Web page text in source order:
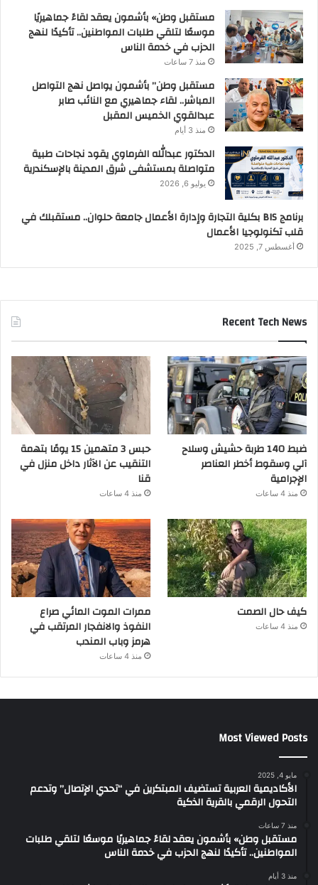
مستقبل وطن» بأشمون يعقد لقاءً جماهيريًا
موسعًا لتلقي طلبات المواطنين.. تأكيدًا لنهج
الحزب في خدمة الناس
منذ 7 ساعات
مستقبل وطن” بأشمون يواصل نهج التواصل
المباشر.. لقاء جماهيري مع النائب صابر
عبدالقوي الخميس المقبل
منذ 3 أيام
الدكتور عبدالله الفرماوي يقود نجاحات طبية
متواصلة بمستشفى شرق المدينة بالإسكندرية
يوليو 6, 2026
برنامج BIS بكلية التجارة وإدارة الأعمال جامعة حلوان.. مستقبلك في
قلب تكنولوجيا الأعمال
أغسطس 7, 2025
Recent Tech News
ضبط 140 طربة حشيش وسلاح
آلي وسقوط أخطر العناصر
الإجرامية
منذ 4 ساعات
حبس 3 متهمين 15 يومًا بتهمة
التنقيب عن الآثار داخل منزل في
قنا
منذ 4 ساعات
كيف حال الصمت
منذ 4 ساعات
ممرات الموت المائي صراع
النفوذ والانفجار المرتقب في
هرمز وباب المندب
منذ 4 ساعات
Most Viewed Posts
مايو 4, 2025
الأكاديمية العربية تستضيف المبتكرين في “تحدي الإتصال” وتدعم
التحول الرقمي بالقرية الذكية
منذ 7 ساعات
مستقبل وطن» بأشمون يعقد لقاءً جماهيريًا موسعًا لتلقي طلبات
المواطنين.. تأكيدًا لنهج الحزب في خدمة الناس
منذ 3 أيام